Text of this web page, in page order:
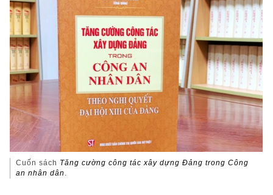
Cuốn sách Tăng cường công tác xây dựng Đảng trong Công
an nhân dân .